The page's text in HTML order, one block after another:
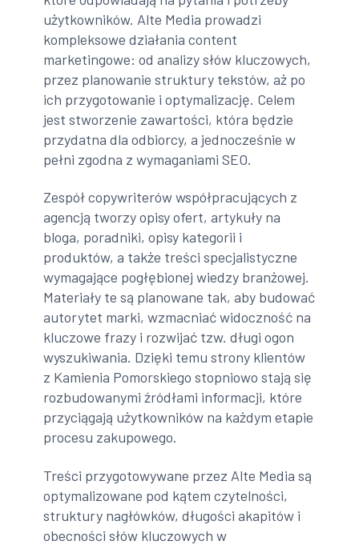
użytkowników. Alte Media prowadzi
kompleksowe działania content
marketingowe: od analizy słów kluczowych,
przez planowanie struktury tekstów, aż po
ich przygotowanie i optymalizację. Celem
jest stworzenie zawartości, która będzie
przydatna dla odbiorcy, a jednocześnie w
pełni zgodna z wymaganiami SEO.
Zespół copywriterów współpracujących z
agencją tworzy opisy ofert, artykuły na
bloga, poradniki, opisy kategorii i
produktów, a także treści specjalistyczne
wymagające pogłębionej wiedzy branżowej.
Materiały te są planowane tak, aby budować
autorytet marki, wzmacniać widoczność na
kluczowe frazy i rozwijać tzw. długi ogon
wyszukiwania. Dzięki temu strony klientów
z Kamienia Pomorskiego stopniowo stają się
rozbudowanymi źródłami informacji, które
przyciągają użytkowników na każdym etapie
procesu zakupowego.
Treści przygotowywane przez Alte Media są
optymalizowane pod kątem czytelności,
struktury nagłówków, długości akapitów i
obecności słów kluczowych w